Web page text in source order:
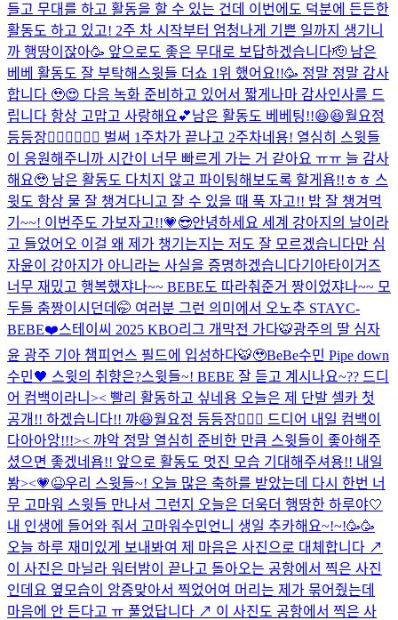
들고 무대를 하고 활동을 할 수 있는 건데 이번에도 덕분에 든든한
활동도 하고 있고! 2주 차 시작부터 엄청나게 기쁜 일까지 생기니
까 행땅이잖아🥳 앞으로도 좋은 무대로 보답하겠습니다🫡 남은
베베 활동도 잘 부탁해 스윗들 더쇼 1위 했어요!!🥳 정말 정말 감사
합니다 🥹😍 다음 녹화 준비하고 있어서 짧게나마 감사인사를 드
립니다 항상 고맙고 사랑해요💕남은 활동도 베베팅!!😆😆월요정
등등장🧚🏻‍♀️🧚🏻‍♀️ 벌써 1주차가 끝나고 2주차네용! 열심히 스윗들
이 응원해주니까 시간이 너무 빠르게 가는 거 같아요 ㅠㅠ 늘 감사
해요🥹 남은 활동도 다치지 않고 파이팅해보도록 할게욥!!ㅎㅎ 스
윗도 항상 물 잘 챙겨다니고 잘 수 있을 때 푹 자고!! 밥 잘 챙겨먹
기~~! 이번주도 가보자고!!💗😎안녕하세요 세계 강아지의 날이라
고 들었어오 이걸 왜 제가 챙기는지는 저도 잘 모르겠습니다만 심
자윤이 강아지가 아니라는 사실을 증명하겠습니다기아타이거즈
너무 재밌고 행복했쟈나~~ BEBE도 따라춰준거 짱이었쟈나~~ 모
두들 춤짱이시던데🤭 여러분 그런 의미에서 오노추 STAYC-
BEBE❤️스테이씨 2025 KBO리그 개막전 가다🐯광주의 딸 심자
윤 광주 기아 챔피언스 필드에 입성하다🐯🥹BeBe수민 Pipe down
수민🖤 스윗의 취향은?스윗들~! BEBE 잘 듣고 계시나요~?? 드디
어 컴백이라니>< 빨리 활동하고 싶네용 오늘은 제 단발 셀카 첫
공개!! 하겠습니다!! 꺄😆월요정 등등장🧚🏻‍♀️ 드디어 내일 컴백이
다아아앙!!!>< 꺄악 정말 열심히 준비한 만큼 스윗들이 좋아해주
셨으면 좋겠네욥!! 앞으로 활동도 멋진 모습 기대해주셔용!! 내일
봥><💗😆우리 스윗들~! 오늘 많은 축하를 받았는데 다시 한번 너
무 고마워 스윗들 만나서 그런지 오늘은 더욱더 행땅한 하루야🤍
내 인생에 들어와 줘서 고마워수민언니 생일 추카해요~!~!🥳🥳
오늘 하루 재미있게 보내봐여 제 마음은 사진으로 대체합니다 ↗️
이 사진은 마닐라 워터밤이 끝나고 돌아오는 공항에서 찍은 사진
인데요 옆모습이 앙증맞아서 찍었어여 머리는 제가 묶어줬는데
마음에 안 든다고 ㅠ 풀었답니다 ↗️ 이 사진도 공항에서 찍은 사